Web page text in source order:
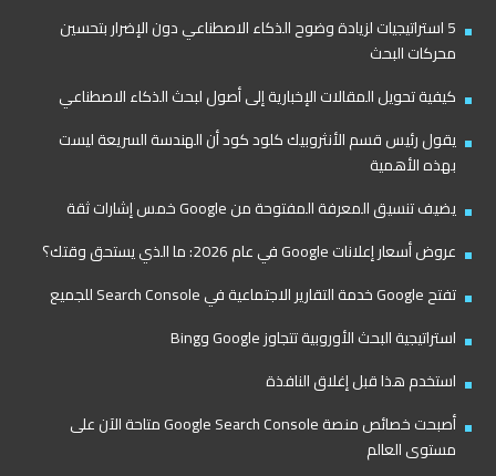
5 استراتيجيات لزيادة وضوح الذكاء الاصطناعي دون الإضرار بتحسين
محركات البحث
كيفية تحويل المقالات الإخبارية إلى أصول لبحث الذكاء الاصطناعي
يقول رئيس قسم الأنثروبيك كلود كود أن الهندسة السريعة ليست
بهذه الأهمية
يضيف تنسيق المعرفة المفتوحة من Google خمس إشارات ثقة
عروض أسعار إعلانات Google في عام 2026: ما الذي يستحق وقتك؟
تفتح Google خدمة التقارير الاجتماعية في Search Console للجميع
استراتيجية البحث الأوروبية تتجاوز Google وBing
استخدم هذا قبل إغلاق النافذة
أصبحت خصائص منصة Google Search Console متاحة الآن على
مستوى العالم